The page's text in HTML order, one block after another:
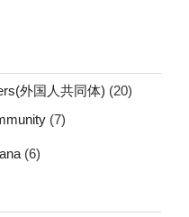
外国人共同体) (20)
(7)
(6)